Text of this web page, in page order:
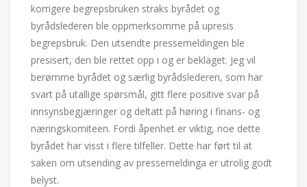
korrigere begrepsbruken straks byrådet og
byrådslederen ble oppmerksomme på upresis
begrepsbruk. Den utsendte pressemeldingen ble
presisert, den ble rettet opp i og er beklaget. Jeg vil
berømme byrådet og særlig byrådslederen, som har
svart på utallige spørsmål, gitt flere positive svar på
innsynsbegjæringer og deltatt på høring i finans- og
næringskomiteen. Fordi åpenhet er viktig, noe dette
byrådet har visst i flere tilfeller. Dette har ført til at
saken om utsending av pressemeldinga er utrolig godt
belyst.